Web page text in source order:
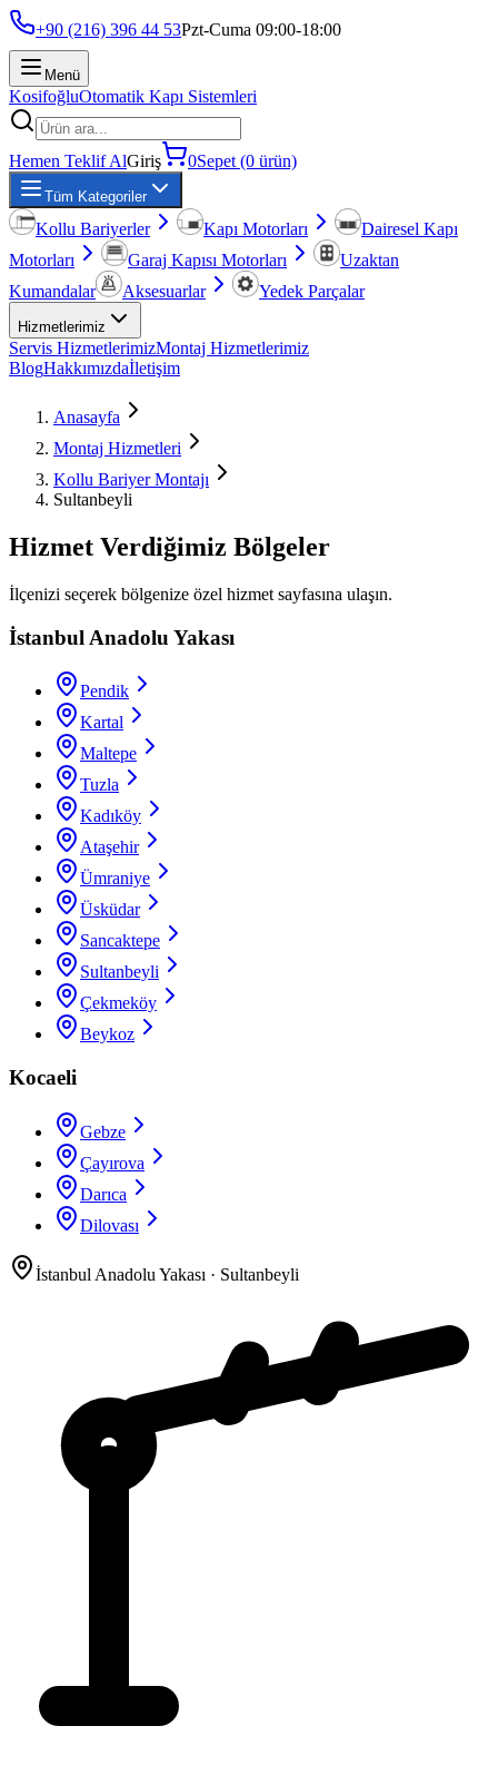
+90 (216) 396 44 53Pzt-Cuma 09:00-18:00
Menü
KosifoğluOtomatik Kapı Sistemleri
Hemen Teklif AlGiriş 0Sepet (0 ürün)
Tüm Kategoriler
Kollu Bariyerler Kapı Motorları
Dairesel Kapı
Motorları
Garaj Kapısı Motorları
Uzaktan
Kumandalar
Aksesuarlar Yedek Parçalar
Hizmetlerimiz
Servis HizmetlerimizMontaj Hizmetlerimiz
BlogHakkımızdaİletişim
Anasayfa
Montaj Hizmetleri
Kollu Bariyer Montajı
Sultanbeyli
Hizmet Verdiğimiz Bölgeler
İlçenizi seçerek bölgenize özel hizmet sayfasına ulaşın.
İstanbul Anadolu Yakası
Pendik
Kartal
Maltepe
Tuzla
Kadıköy
Ataşehir
Ümraniye
Üsküdar
Sancaktepe
Sultanbeyli
Çekmeköy
Beykoz
Kocaeli
Gebze
Çayırova
Darıca
Dilovası
İstanbul Anadolu Yakası · Sultanbeyli